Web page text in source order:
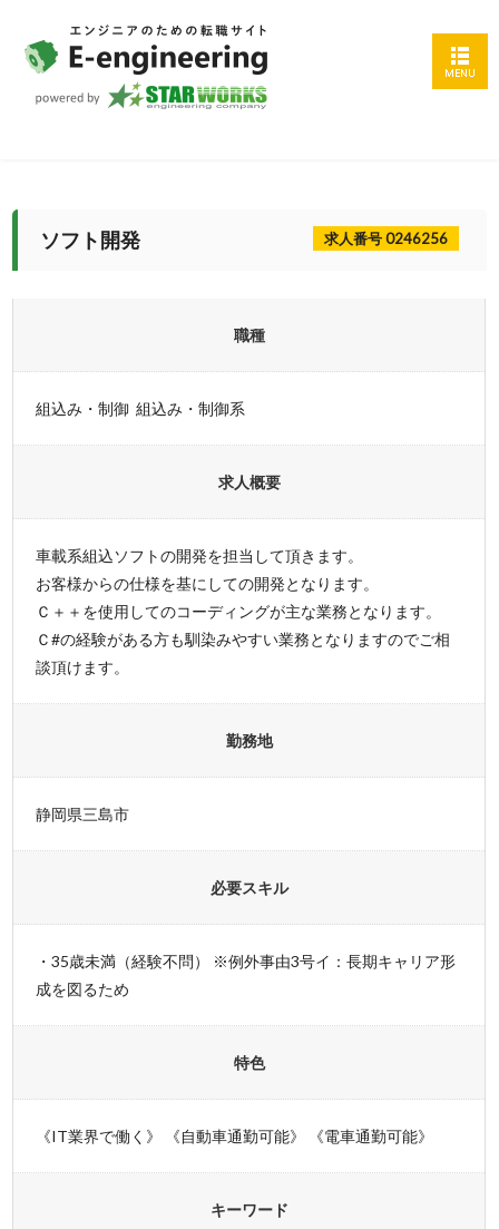
ソフト開発 求人番号 0246256
職種
組込み・制御 組込み・制御系
求人概要
車載系組込ソフトの開発を担当して頂きます。
お客様からの仕様を基にしての開発となります。
Ｃ＋＋を使用してのコーディングが主な業務となります。
Ｃ#の経験がある方も馴染みやすい業務となりますのでご相
談頂けます。
勤務地
静岡県三島市
必要スキル
・35歳未満（経験不問） ※例外事由3号イ：長期キャリア形
成を図るため
特色
《IT業界で働く》 《自動車通勤可能》 《電車通勤可能》
キーワード